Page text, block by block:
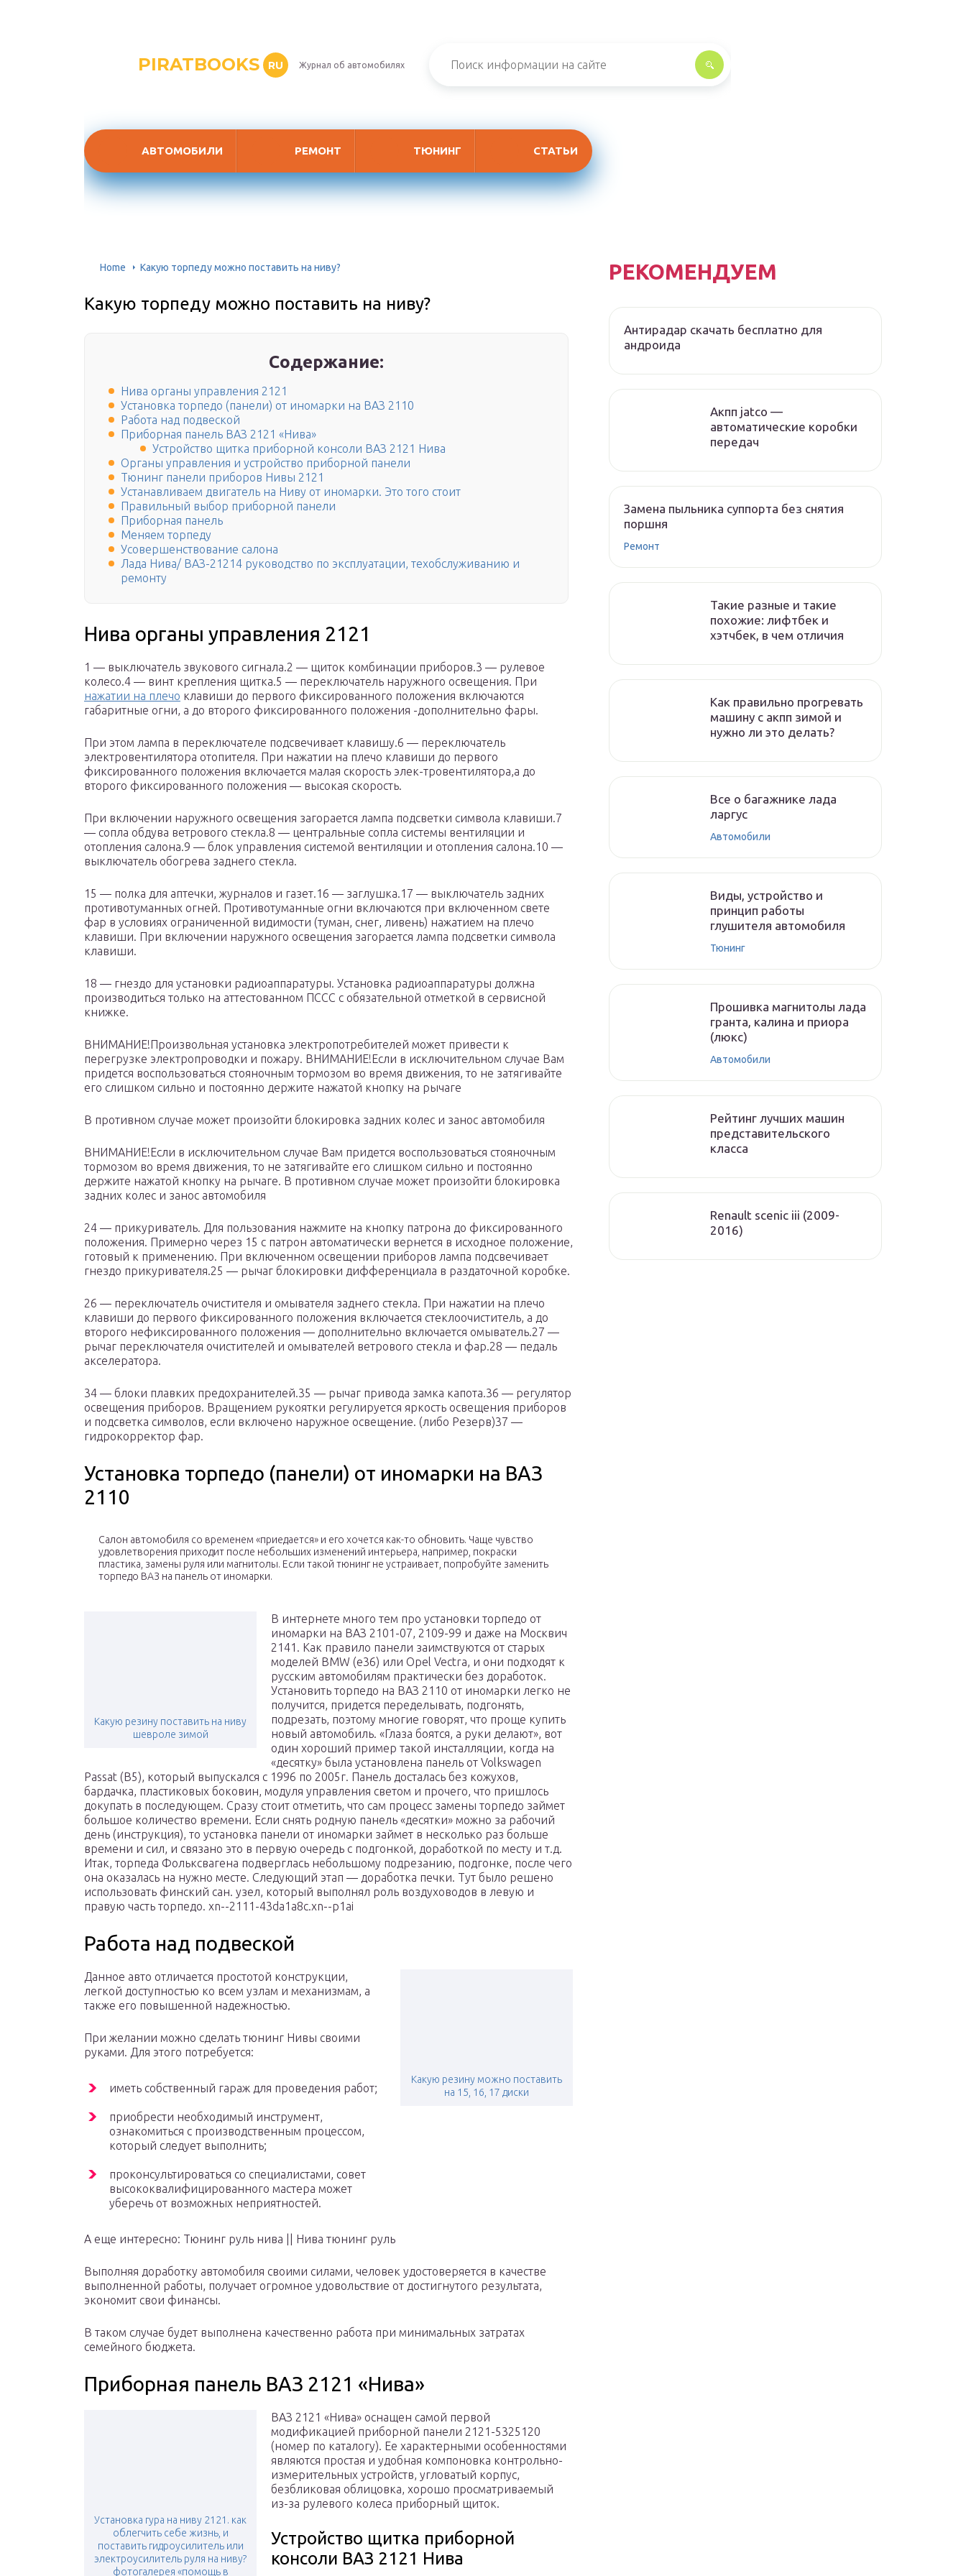
PIRATBOOKS RU Журнал об автомобилях
АВТОМОБИЛИ РЕМОНТ ТЮНИНГ СТАТЬИ
Home Какую торпеду можно поставить на ниву?
Какую торпеду можно поставить на ниву?
Содержание:
Нива органы управления 2121
Установка торпедо (панели) от иномарки на ВАЗ 2110
Работа над подвеской
Приборная панель ВАЗ 2121 «Нива»
Устройство щитка приборной консоли ВАЗ 2121 Нива
Органы управления и устройство приборной панели
Тюнинг панели приборов Нивы 2121
Устанавливаем двигатель на Ниву от иномарки. Это того стоит
Правильный выбор приборной панели
Приборная панель
Меняем торпеду
Усовершенствование салона
Лада Нива/ ВАЗ-21214 руководство по эксплуатации, техобслуживанию и
ремонту
Нива органы управления 2121
1 — выключатель звукового сигнала.2 — щиток комбинации приборов.3 — рулевое
колесо.4 — винт крепления щитка.5 — переключатель наружного освещения. При
нажатии на плечо клавиши до первого фиксированного положения включаются
габаритные огни, а до второго фиксированного положения -дополнительно фары.
При этом лампа в переключателе подсвечивает клавишу.6 — переключатель
электровентилятора отопителя. При нажатии на плечо клавиши до первого
фиксированного положения включается малая скорость элек-тровентилятора,а до
второго фиксированного положения — высокая скорость.
При включении наружного освещения загорается лампа подсветки символа клавиши.7
— сопла обдува ветрового стекла.8 — центральные сопла системы вентиляции и
отопления салона.9 — блок управления системой вентиляции и отопления салона.10 —
выключатель обогрева заднего стекла.
15 — полка для аптечки, журналов и газет.16 — заглушка.17 — выключатель задних
противотуманных огней. Противотуманные огни включаются при включенном свете
фар в условиях ограниченной видимости (туман, снег, ливень) нажатием на плечо
клавиши. При включении наружного освещения загорается лампа подсветки символа
клавиши.
18 — гнездо для установки радиоаппаратуры. Установка радиоаппаратуры должна
производиться только на аттестованном ПССС с обязательной отметкой в сервисной
книжке.
ВНИМАНИЕ!Произвольная установка электропотребителей может привести к
перегрузке электропроводки и пожару. ВНИМАНИЕ!Если в исключительном случае Вам
придется воспользоваться стояночным тормозом во время движения, то не затягивайте
его слишком сильно и постоянно держите нажатой кнопку на рычаге
В противном случае может произойти блокировка задних колес и занос автомобиля
ВНИМАНИЕ!Если в исключительном случае Вам придется воспользоваться стояночным
тормозом во время движения, то не затягивайте его слишком сильно и постоянно
держите нажатой кнопку на рычаге. В противном случае может произойти блокировка
задних колес и занос автомобиля
24 — прикуриватель. Для пользования нажмите на кнопку патрона до фиксированного
положения. Примерно через 15 с патрон автоматически вернется в исходное положение,
готовый к применению. При включенном освещении приборов лампа подсвечивает
гнездо прикуривателя.25 — рычаг блокировки дифференциала в раздаточной коробке.
26 — переключатель очистителя и омывателя заднего стекла. При нажатии на плечо
клавиши до первого фиксированного положения включается стеклоочиститель, а до
второго нефиксированного положения — дополнительно включается омыватель.27 —
рычаг переключателя очистителей и омывателей ветрового стекла и фар.28 — педаль
акселератора.
34 — блоки плавких предохранителей.35 — рычаг привода замка капота.36 — регулятор
освещения приборов. Вращением рукоятки регулируется яркость освещения приборов
и подсветка символов, если включено наружное освещение. (либо Резерв)37 —
гидрокорректор фар.
Установка торпедо (панели) от иномарки на ВАЗ
2110
Салон автомобиля со временем «приедается» и его хочется как-то обновить. Чаще чувство
удовлетворения приходит после небольших изменений интерьера, например, покраски
пластика, замены руля или магнитолы. Если такой тюнинг не устраивает, попробуйте заменить
торпедо ВАЗ на панель от иномарки.
Какую резину поставить на ниву
шевроле зимой
В интернете много тем про установки торпедо от
иномарки на ВАЗ 2101-07, 2109-99 и даже на Москвич
2141. Как правило панели заимствуются от старых
моделей BMW (е36) или Opel Vectra, и они подходят к
русским автомобилям практически без доработок.
Установить торпедо на ВАЗ 2110 от иномарки легко не
получится, придется переделывать, подгонять,
подрезать, поэтому многие говорят, что проще купить
новый автомобиль. «Глаза боятся, а руки делают», вот
один хороший пример такой инсталляции, когда на
«десятку» была установлена панель от Volkswagen
Passat (B5), который выпускался с 1996 по 2005г. Панель досталась без кожухов,
бардачка, пластиковых боковин, модуля управления светом и прочего, что пришлось
докупать в последующем. Сразу стоит отметить, что сам процесс замены торпедо займет
большое количество времени. Если снять родную панель «десятки» можно за рабочий
день (инструкция), то установка панели от иномарки займет в несколько раз больше
времени и сил, и связано это в первую очередь с подгонкой, доработкой по месту и т.д.
Итак, торпеда Фольксвагена подверглась небольшому подрезанию, подгонке, после чего
она оказалась на нужно месте. Следующий этап — доработка печки. Тут было решено
использовать финский сан. узел, который выполнял роль воздуховодов в левую и
правую часть торпедо. xn--2111-43da1a8c.xn--p1ai
Работа над подвеской
Какую резину можно поставить
на 15, 16, 17 диски
Данное авто отличается простотой конструкции,
легкой доступностью ко всем узлам и механизмам, а
также его повышенной надежностью.
При желании можно сделать тюнинг Нивы своими
руками. Для этого потребуется:
иметь собственный гараж для проведения работ;
приобрести необходимый инструмент,
ознакомиться с производственным процессом,
который следует выполнить;
проконсультироваться со специалистами, совет
высококвалифицированного мастера может
уберечь от возможных неприятностей.
А еще интересно: Тюнинг руль нива || Нива тюнинг руль
Выполняя доработку автомобиля своими силами, человек удостоверяется в качестве
выполненной работы, получает огромное удовольствие от достигнутого результата,
экономит свои финансы.
В таком случае будет выполнена качественно работа при минимальных затратах
семейного бюджета.
Приборная панель ВАЗ 2121 «Нива»
Установка гура на ниву 2121. как
облегчить себе жизнь, и
поставить гидроусилитель или
электроусилитель руля на ниву?
фотогалерея «помощь в
ВАЗ 2121 «Нива» оснащен самой первой
модификацией приборной панели 2121-5325120
(номер по каталогу). Ее характерными особенностями
являются простая и удобная компоновка контрольно-
измерительных устройств, угловатый корпус,
безбликовая облицовка, хорошо просматриваемый
из-за рулевого колеса приборный щиток.
Устройство щитка приборной
консоли ВАЗ 2121 Нива
РЕКОМЕНДУЕМ
Антирадар скачать бесплатно для
андроида
Акпп jatco —
автоматические коробки
передач
Замена пыльника суппорта без снятия
поршня
Ремонт
Такие разные и такие
похожие: лифтбек и
хэтчбек, в чем отличия
Как правильно прогревать
машину с акпп зимой и
нужно ли это делать?
Все о багажнике лада
ларгус
Автомобили
Виды, устройство и
принцип работы
глушителя автомобиля
Тюнинг
Прошивка магнитолы лада
гранта, калина и приора
(люкс)
Автомобили
Рейтинг лучших машин
представительского
класса
Renault scenic iii (2009-
2016)